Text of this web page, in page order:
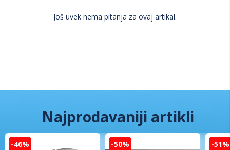
Još uvek nema pitanja za ovaj artikal.
Najprodavaniji artikli
-46% -50% -51%